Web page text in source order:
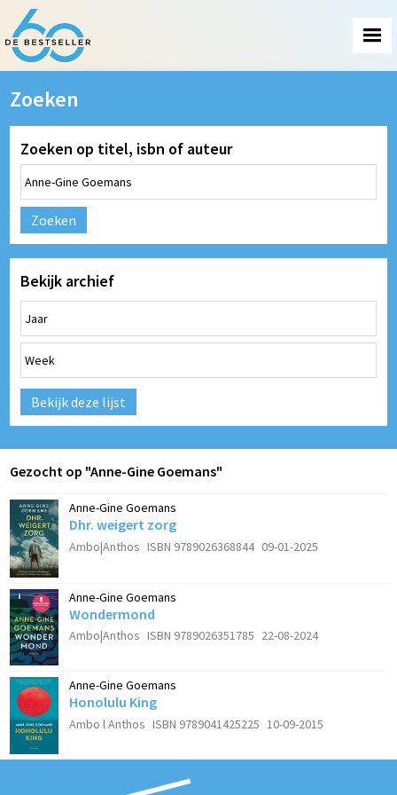
Zoeken
Zoeken op titel, isbn of auteur
Zoeken
Bekijk archief
Bekijk deze lijst
Gezocht op "Anne-Gine Goemans"
Anne-Gine Goemans
Dhr. weigert zorg
Ambo|Anthos ISBN 9789026368844 09-01-2025
Anne-Gine Goemans
Wondermond
Ambo|Anthos ISBN 9789026351785 22-08-2024
Anne-Gine Goemans
Honolulu King
Ambo l Anthos ISBN 9789041425225 10-09-2015